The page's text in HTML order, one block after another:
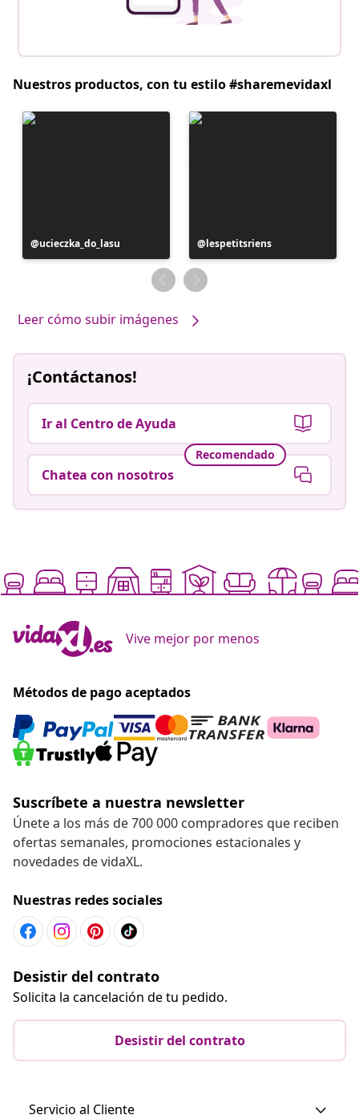
Nuestros productos, con tu estilo #sharemevidaxl
Publicación
realizada
ucieczka_do_lasu
Publicación
realizada
por
lespetitsriens
Leer cómo subir imágenes
¡Contáctanos!
Ir al Centro de Ayuda
Recomendado
Chatea con nosotros
Vive mejor por menos
Métodos de pago aceptados
Suscríbete a nuestra newsletter
Únete a los más de 700 000 compradores que reciben
ofertas semanales, promociones estacionales y
novedades de vidaXL.
Nuestras redes sociales
Desistir del contrato
Solicita la cancelación de tu pedido.
Desistir del contrato
Servicio al Cliente